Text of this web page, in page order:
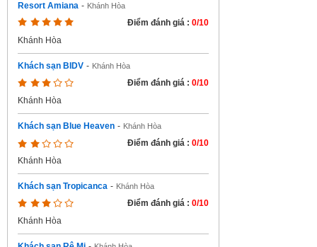
Resort Amiana - Khánh Hòa
Điểm đánh giá : 0/10
Khánh Hòa
Khách sạn BIDV - Khánh Hòa
Điểm đánh giá : 0/10
Khánh Hòa
Khách sạn Blue Heaven - Khánh Hòa
Điểm đánh giá : 0/10
Khánh Hòa
Khách sạn Tropicanca - Khánh Hòa
Điểm đánh giá : 0/10
Khánh Hòa